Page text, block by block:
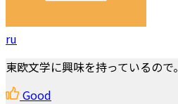
ru
東欧文学に興味を持っているので。
Good